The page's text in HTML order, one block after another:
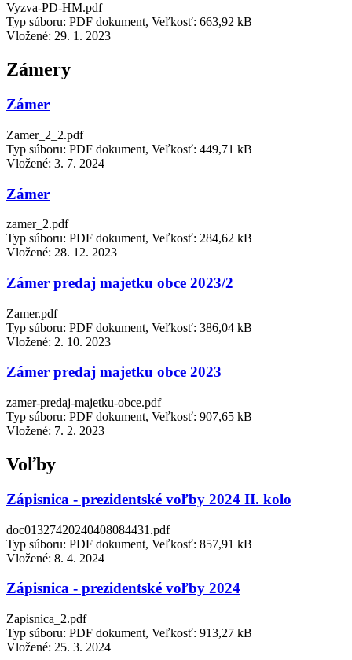
Vyzva-PD-HM.pdf
Typ súboru: PDF dokument, Veľkosť: 663,92 kB
Vložené: 29. 1. 2023
Zámery
Zámer
Zamer_2_2.pdf
Typ súboru: PDF dokument, Veľkosť: 449,71 kB
Vložené: 3. 7. 2024
Zámer
zamer_2.pdf
Typ súboru: PDF dokument, Veľkosť: 284,62 kB
Vložené: 28. 12. 2023
Zámer predaj majetku obce 2023/2
Zamer.pdf
Typ súboru: PDF dokument, Veľkosť: 386,04 kB
Vložené: 2. 10. 2023
Zámer predaj majetku obce 2023
zamer-predaj-majetku-obce.pdf
Typ súboru: PDF dokument, Veľkosť: 907,65 kB
Vložené: 7. 2. 2023
Voľby
Zápisnica - prezidentské voľby 2024 II. kolo
doc01327420240408084431.pdf
Typ súboru: PDF dokument, Veľkosť: 857,91 kB
Vložené: 8. 4. 2024
Zápisnica - prezidentské voľby 2024
Zapisnica_2.pdf
Typ súboru: PDF dokument, Veľkosť: 913,27 kB
Vložené: 25. 3. 2024